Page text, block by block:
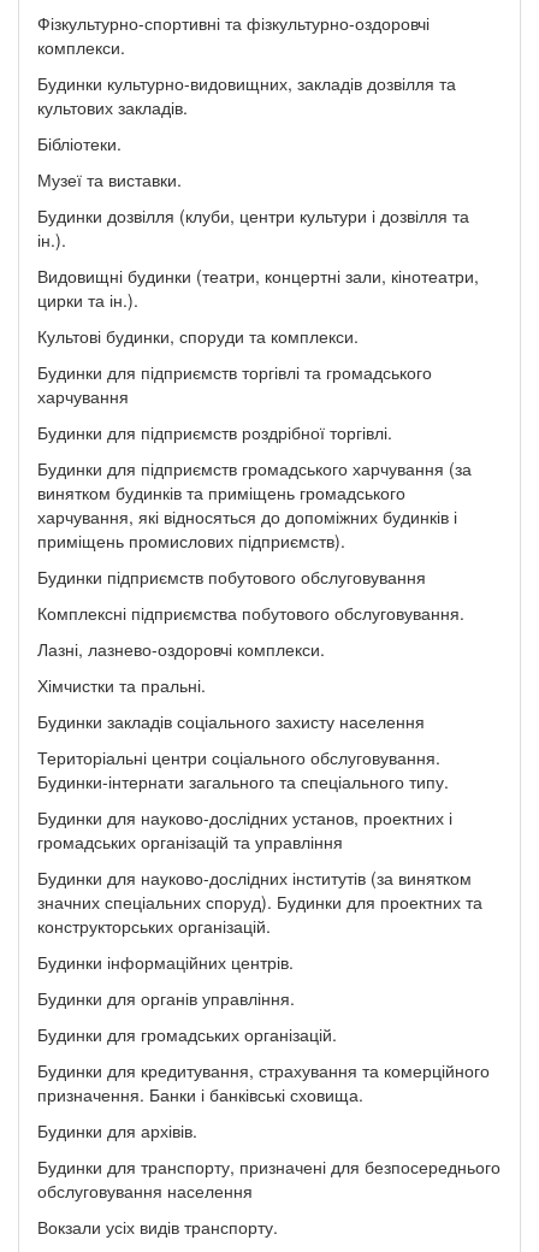
Фізкультурно-спортивні та фізкультурно-оздоровчі
комплекси.
Будинки культурно-видовищних, закладів дозвілля та
культових закладів.
Бібліотеки.
Музеї та виставки.
Будинки дозвілля (клуби, центри культури і дозвілля та
ін.).
Видовищні будинки (театри, концертні зали, кінотеатри,
цирки та ін.).
Культові будинки, споруди та комплекси.
Будинки для підприємств торгівлі та громадського
харчування
Будинки для підприємств роздрібної торгівлі.
Будинки для підприємств громадського харчування (за
винятком будинків та приміщень громадського
харчування, які відносяться до допоміжних будинків і
приміщень промислових підприємств).
Будинки підприємств побутового обслуговування
Комплексні підприємства побутового обслуговування.
Лазні, лазнево-оздоровчі комплекси.
Хімчистки та пральні.
Будинки закладів соціального захисту населення
Територіальні центри соціального обслуговування.
Будинки-інтернати загального та спеціального типу.
Будинки для науково-дослідних установ, проектних і
громадських організацій та управління
Будинки для науково-дослідних інститутів (за винятком
значних спеціальних споруд). Будинки для проектних та
конструкторських організацій.
Будинки інформаційних центрів.
Будинки для органів управління.
Будинки для громадських організацій.
Будинки для кредитування, страхування та комерційного
призначення. Банки і банківські сховища.
Будинки для архівів.
Будинки для транспорту, призначені для безпосереднього
обслуговування населення
Вокзали усіх видів транспорту.